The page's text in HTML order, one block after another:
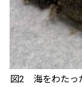
図2 海をわたっ